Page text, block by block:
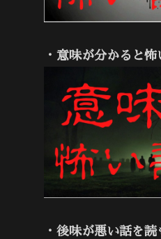
・意味が分かると怖
・後味が悪い話を読